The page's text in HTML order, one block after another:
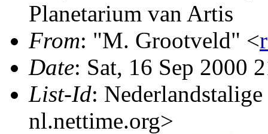
Planetarium van Artis
From: "M. Grootveld" <
Date: Sat, 16 Sep 2000
List-Id:
nl.nettime.org>